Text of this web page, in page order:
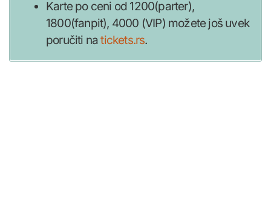
Karte po ceni od 1200(parter),
1800(fanpit), 4000 (VIP) možete još uvek
poručiti natickets.rs.